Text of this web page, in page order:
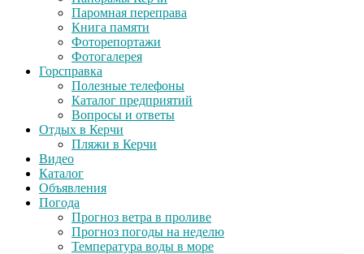
Паромная переправа
Книга памяти
Фоторепортажи
Фотогалерея
Горсправка
Полезные телефоны
Каталог предприятий
Вопросы и ответы
Отдых в Керчи
Пляжи в Керчи
Видео
Каталог
Объявления
Погода
Прогноз ветра в проливе
Прогноз погоды на неделю
Температура воды в море